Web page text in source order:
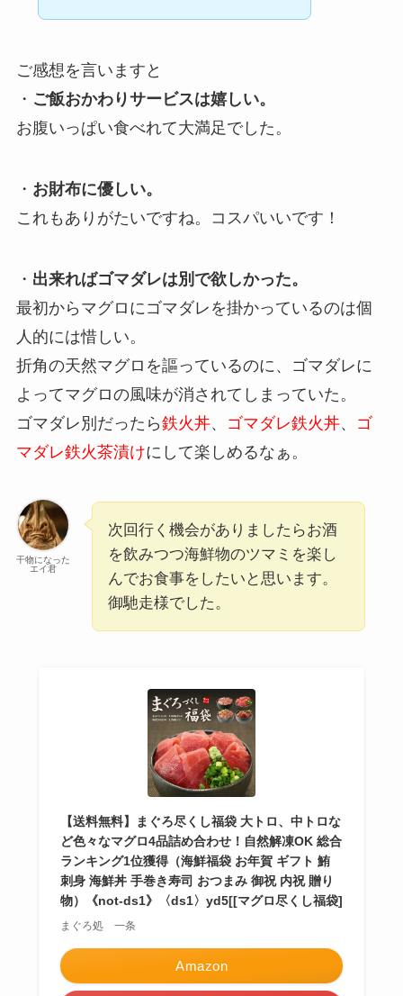
ご感想を言いますと
・ ご飯おかわりサービスは嬉しい。
お腹いっぱい食べれて大満足でした。
・ お財布に優しい。
これもありがたいですね。コスパいいです！
・ 出来ればゴマダレは別で欲しかった。
最初からマグロにゴマダレを掛かっているのは個
人的には惜しい。
折角の天然マグロを謳っているのに、ゴマダレに
よってマグロの風味が消されてしまっていた。
ゴマダレ別だったら鉄火丼、 ゴマダレ鉄火丼、
ゴ
マダレ鉄火茶漬けにして楽しめるなぁ。
干物になった
エイ君
次回行く機会がありましたらお酒
を飲みつつ海鮮物のツマミを楽し
んでお食事をしたいと思います。
御馳走様でした。
【送料無料】まぐろ尽くし福袋 大トロ、中トロな
ど色々なマグロ4品詰め合わせ！自然解凍OK 総合
ランキング1位獲得（海鮮福袋 お年賀 ギフト 鮪
刺身 海鮮丼 手巻き寿司 おつまみ 御祝 内祝 贈り
物）《not-ds1》〈ds1〉yd5[[マグロ尽くし福袋]
まぐろ処 一条
Amazon